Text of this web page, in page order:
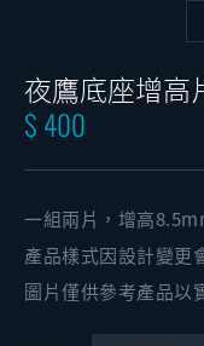
夜鷹底座增高
$ 400
一組兩片，增高
產品樣式因設計變更
圖片僅供參考產品以